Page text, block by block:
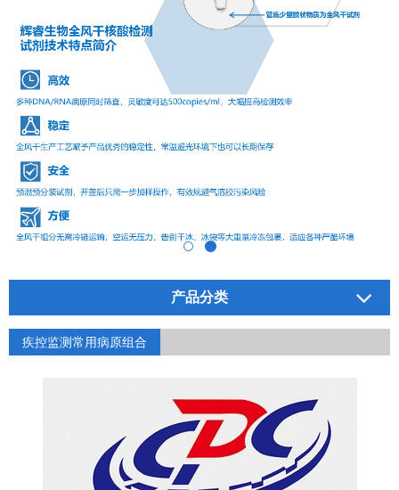
产品分类
疾控监测常用病原组合